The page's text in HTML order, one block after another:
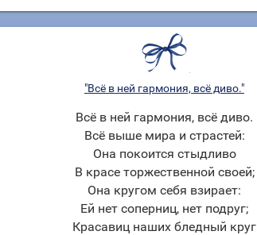
"Всё в ней гармония, всё диво."
Всё в ней гармония, всё диво.
Всё выше мира и страстей:
Она покоится стыдливо
В красе торжественной своей;
Она кругом себя взирает:
Ей нет соперниц, нет подруг;
Красавиц наших бледный круг